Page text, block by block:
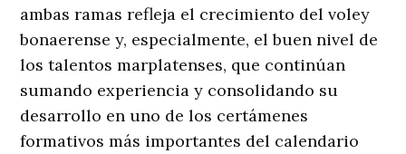
ambas ramas refleja el crecimiento del voley
bonaerense y, especialmente, el buen nivel de
los talentos marplatenses, que continúan
sumando experiencia y consolidando su
desarrollo en uno de los certámenes
formativos más importantes del calendario